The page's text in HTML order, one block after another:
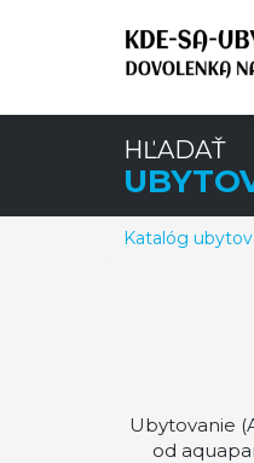
HĽADAŤ
Katalóg
Ubytovanie
od